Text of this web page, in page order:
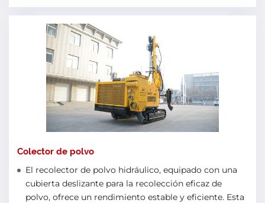
Colector de polvo
El recolector de polvo hidráulico, equipado con una
cubierta deslizante para la recolección eficaz de
polvo, ofrece un rendimiento estable y eficiente. Esta